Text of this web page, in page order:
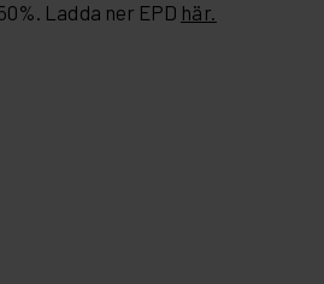
Ladda ner EPD här.